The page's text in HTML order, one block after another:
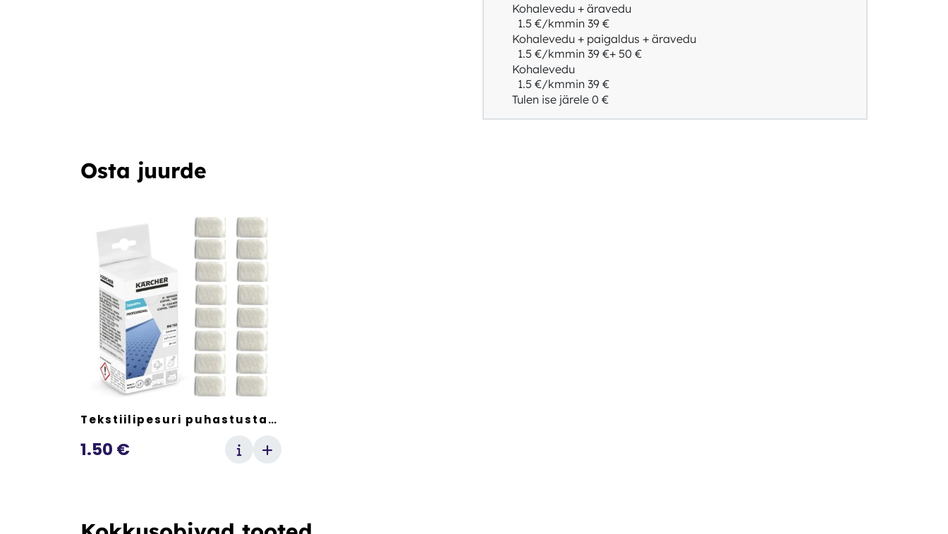
Kohalevedu + äravedu
1.5 €/kmmin 39 €
Kohalevedu + paigaldus + äravedu
1.5 €/kmmin 39 €+ 50 €
Kohalevedu
1.5 €/kmmin 39 €
Tulen ise järele 0 €
Osta juurde
Tekstiilipesuri puhastustablett
1.50 €